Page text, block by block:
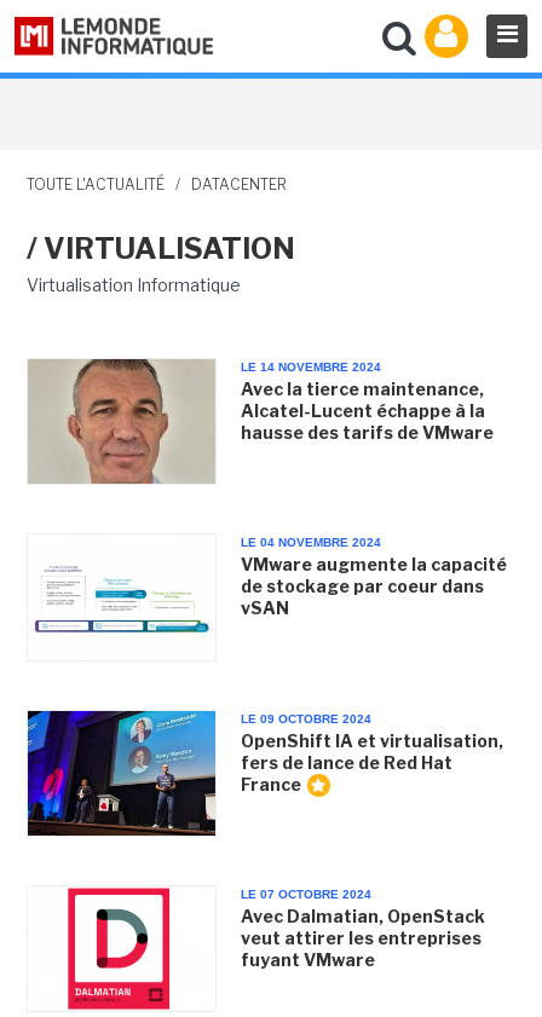
TOUTE L'ACTUALITÉ / DATACENTER
/ VIRTUALISATION
Virtualisation Informatique
LE 14 NOVEMBRE 2024
Avec la tierce maintenance,
Alcatel-Lucent échappe à la
hausse des tarifs de VMware
LE 04 NOVEMBRE 2024
VMware augmente la capacité
de stockage par coeur dans
vSAN
LE 09 OCTOBRE 2024
OpenShift IA et virtualisation,
fers de lance de Red Hat
France
LE 07 OCTOBRE 2024
Avec Dalmatian, OpenStack
veut attirer les entreprises
fuyant VMware